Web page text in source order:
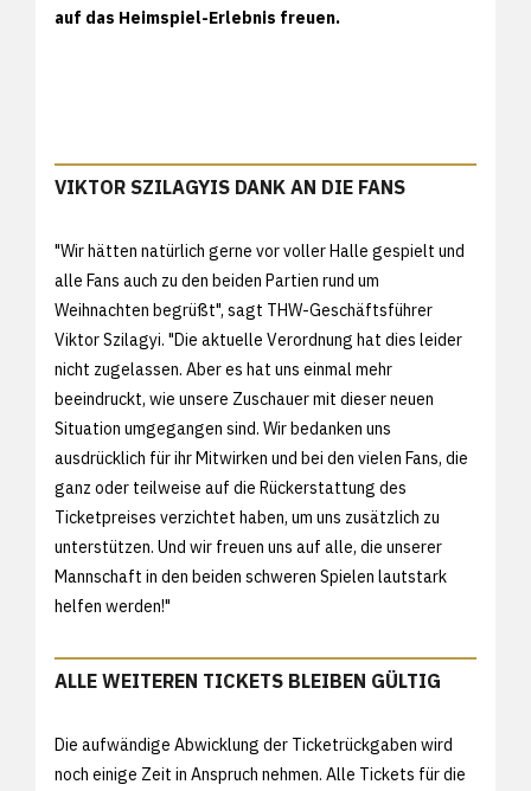
auf das Heimspiel-Erlebnis freuen.
VIKTOR SZILAGYIS DANK AN DIE FANS
"Wir hätten natürlich gerne vor voller Halle gespielt und
alle Fans auch zu den beiden Partien rund um
Weihnachten begrüßt", sagt THW-Geschäftsführer
Viktor Szilagyi. "Die aktuelle Verordnung hat dies leider
nicht zugelassen. Aber es hat uns einmal mehr
beeindruckt, wie unsere Zuschauer mit dieser neuen
Situation umgegangen sind. Wir bedanken uns
ausdrücklich für ihr Mitwirken und bei den vielen Fans, die
ganz oder teilweise auf die Rückerstattung des
Ticketpreises verzichtet haben, um uns zusätzlich zu
unterstützen. Und wir freuen uns auf alle, die unserer
Mannschaft in den beiden schweren Spielen lautstark
helfen werden!"
ALLE WEITEREN TICKETS BLEIBEN GÜLTIG
Die aufwändige Abwicklung der Ticketrückgaben wird
noch einige Zeit in Anspruch nehmen. Alle Tickets für die